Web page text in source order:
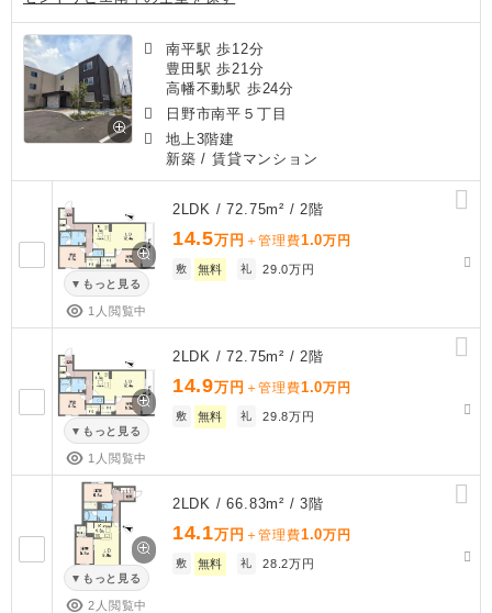
南平駅 歩12分
豊田駅 歩21分
高幡不動駅 歩24分
日野市南平５丁目
地上3階建
新築 / 賃貸マンション
もっと見る
1人閲覧中
2LDK / 72.75m² / 2階
14.5万円 ＋管理費1.0万円
敷 無料 礼 29.0万円
もっと見る
1人閲覧中
2LDK / 72.75m² / 2階
14.9万円 ＋管理費1.0万円
敷 無料 礼 29.8万円
もっと見る
2人閲覧中
2LDK / 66.83m² / 3階
14.1万円 ＋管理費1.0万円
敷 無料 礼 28.2万円